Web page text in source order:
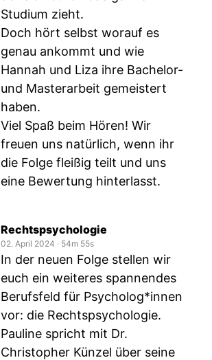
Studium zieht.
Doch hört selbst worauf es
genau ankommt und wie
Hannah und Liza ihre Bachelor-
und Masterarbeit gemeistert
haben.
Viel Spaß beim Hören! Wir
freuen uns natürlich, wenn ihr
die Folge fleißig teilt und uns
eine Bewertung hinterlasst.
Rechtspsychologie
02. April 2024 ‧ 54m 55s
In der neuen Folge stellen wir
euch ein weiteres spannendes
Berufsfeld für Psycholog*innen
vor: die Rechtspsychologie.
Pauline spricht mit Dr.
Christopher Künzel über seine